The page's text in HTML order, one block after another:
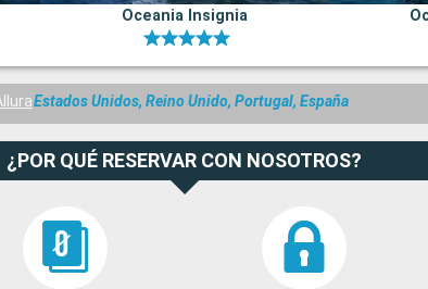
Oceania Insignia
Estados Unidos, Reino Unido, Portugal, España
¿POR QUÉ RESERVAR CON NOSOTROS?